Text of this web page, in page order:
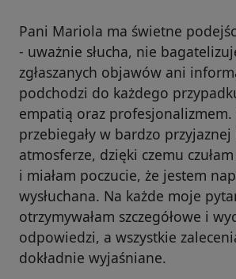
Pani Mariola ma świetne
- uważnie słucha, nie
zgłaszanych objawów ani
podchodzi do każdego
empatią oraz profesjonalizmem.
przebiegały w bardzo
atmosferze, dzięki czemu
i miałam poczucie, że jestem
wysłuchana. Na każde moje
otrzymywałam szczegółowe i
odpowiedzi, a wszystkie
dokładnie wyjaśniane.